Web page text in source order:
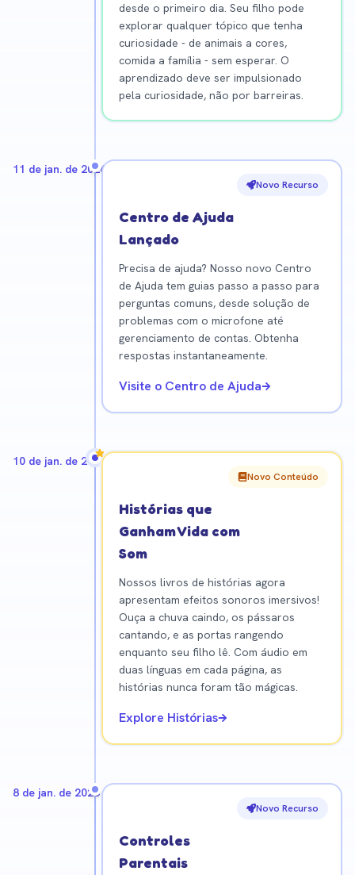
desde o primeiro dia. Seu filho pode
explorar qualquer tópico que tenha
curiosidade - de animais a cores,
comida a família - sem esperar. O
aprendizado deve ser impulsionado
pela curiosidade, não por barreiras.
11 de jan. de 2026
Novo Recurso
Centro de Ajuda
Lançado
Precisa de ajuda? Nosso novo Centro
de Ajuda tem guias passo a passo para
perguntas comuns, desde solução de
problemas com o microfone até
gerenciamento de contas. Obtenha
respostas instantaneamente.
Visite o Centro de Ajuda
10 de jan. de 2026
Novo Conteúdo
Histórias que
Ganham Vida com
Som
Nossos livros de histórias agora
apresentam efeitos sonoros imersivos!
Ouça a chuva caindo, os pássaros
cantando, e as portas rangendo
enquanto seu filho lê. Com áudio em
duas línguas em cada página, as
histórias nunca foram tão mágicas.
Explore Histórias
8 de jan. de 2026
Novo Recurso
Controles
Parentais